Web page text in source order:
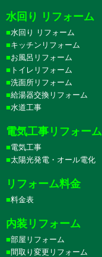
水回り リフォーム
水回り リフォーム
キッチンリフォーム
お風呂リフォーム
トイレリフォーム
洗面所リフォーム
給湯器交換リフォーム
水道工事
電気工事リフォーム
電気工事
太陽光発電・オール電化
リフォーム料金
料金表
内装リフォーム
部屋リフォーム
間取り変更リフォーム